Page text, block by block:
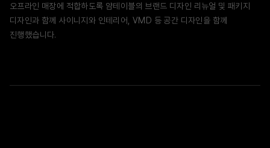
오프라인 매장에 적합하도록 얌테이블의 브랜드 디자인 리뉴얼 및 패키지
디자인과 함께 사이니지와 인테리어, VMD 등 공간 디자인을 함께
진행했습니다.